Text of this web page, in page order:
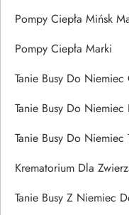
Pompy Ciepła Mińsk
Pompy Ciepła Marki
Tanie Busy Do
Tanie Busy Do Niemiec
Tanie Busy Do Niemiec
Krematorium Dla
Tanie Busy Z Niemiec